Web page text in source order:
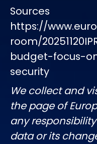
Sources
https://
room/
budget-focus-
security
We collect and
the page of
any
data or its